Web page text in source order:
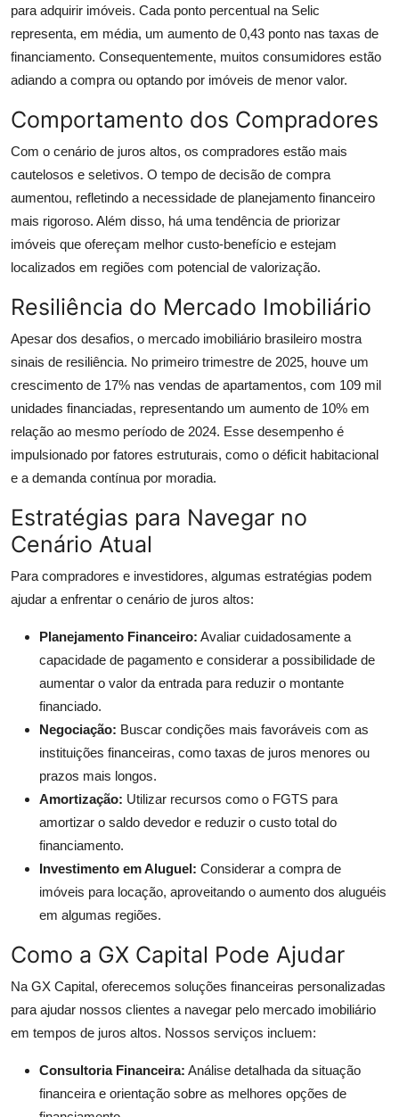
para adquirir imóveis. Cada ponto percentual na Selic
representa, em média, um aumento de 0,43 ponto nas taxas de
financiamento. Consequentemente, muitos consumidores estão
adiando a compra ou optando por imóveis de menor valor.
Comportamento dos Compradores
Com o cenário de juros altos, os compradores estão mais
cautelosos e seletivos. O tempo de decisão de compra
aumentou, refletindo a necessidade de planejamento financeiro
mais rigoroso. Além disso, há uma tendência de priorizar
imóveis que ofereçam melhor custo-benefício e estejam
localizados em regiões com potencial de valorização.
Resiliência do Mercado Imobiliário
Apesar dos desafios, o mercado imobiliário brasileiro mostra
sinais de resiliência. No primeiro trimestre de 2025, houve um
crescimento de 17% nas vendas de apartamentos, com 109 mil
unidades financiadas, representando um aumento de 10% em
relação ao mesmo período de 2024. Esse desempenho é
impulsionado por fatores estruturais, como o déficit habitacional
e a demanda contínua por moradia.
Estratégias para Navegar no
Cenário Atual
Para compradores e investidores, algumas estratégias podem
ajudar a enfrentar o cenário de juros altos:
Planejamento Financeiro: Avaliar cuidadosamente a
capacidade de pagamento e considerar a possibilidade de
aumentar o valor da entrada para reduzir o montante
financiado.
Negociação: Buscar condições mais favoráveis com as
instituições financeiras, como taxas de juros menores ou
prazos mais longos.
Amortização: Utilizar recursos como o FGTS para
amortizar o saldo devedor e reduzir o custo total do
financiamento.
Investimento em Aluguel: Considerar a compra de
imóveis para locação, aproveitando o aumento dos aluguéis
em algumas regiões.
Como a GX Capital Pode Ajudar
Na GX Capital, oferecemos soluções financeiras personalizadas
para ajudar nossos clientes a navegar pelo mercado imobiliário
em tempos de juros altos. Nossos serviços incluem:
Consultoria Financeira: Análise detalhada da situação
financeira e orientação sobre as melhores opções de